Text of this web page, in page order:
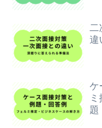
二
違
ケ
題